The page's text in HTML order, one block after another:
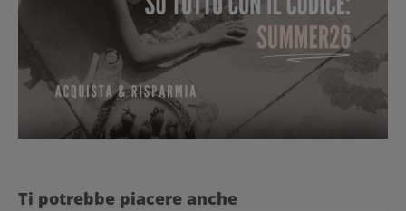
Salta la galleria dei prodotti
Ti potrebbe piacere anche